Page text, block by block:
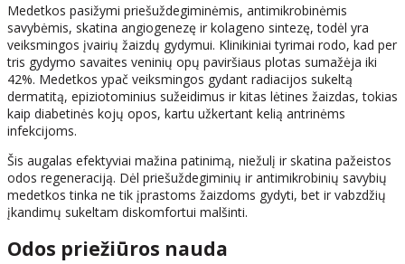
Medetkos pasižymi priešuždegiminėmis, antimikrobinėmis
savybėmis, skatina angiogenezę ir kolageno sintezę, todėl yra
veiksmingos įvairių žaizdų gydymui. Klinikiniai tyrimai rodo, kad per
tris gydymo savaites veninių opų paviršiaus plotas sumažėja iki
42%. Medetkos ypač veiksmingos gydant radiacijos sukeltą
dermatitą, epiziotominius sužeidimus ir kitas lėtines žaizdas, tokias
kaip diabetinės kojų opos, kartu užkertant kelią antrinėms
infekcijoms.
Šis augalas efektyviai mažina patinimą, niežulį ir skatina pažeistos
odos regeneraciją. Dėl priešuždegiminių ir antimikrobinių savybių
medetkos tinka ne tik įprastoms žaizdoms gydyti, bet ir vabzdžių
įkandimų sukeltam diskomfortui malšinti.
Odos priežiūros nauda